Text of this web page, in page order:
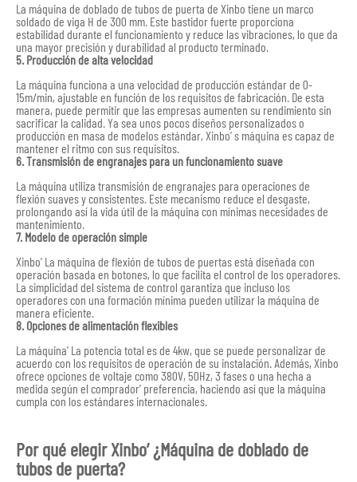
La máquina de doblado de tubos de puerta de Xinbo tiene un marco
soldado de viga H de 300 mm. Este bastidor fuerte proporciona
estabilidad durante el funcionamiento y reduce las vibraciones, lo que da
una mayor precisión y durabilidad al producto terminado.
5. Producción de alta velocidad
La máquina funciona a una velocidad de producción estándar de 0-
15m/min, ajustable en función de los requisitos de fabricación. De esta
manera, puede permitir que las empresas aumenten su rendimiento sin
sacrificar la calidad. Ya sea unos pocos diseños personalizados o
producción en masa de modelos estándar, Xinbo’ s máquina es capaz de
mantener el ritmo con sus requisitos.
6. Transmisión de engranajes para un funcionamiento suave
La máquina utiliza transmisión de engranajes para operaciones de
flexión suaves y consistentes. Este mecanismo reduce el desgaste,
prolongando así la vida útil de la máquina con mínimas necesidades de
mantenimiento.
7. Modelo de operación simple
Xinbo’ La máquina de flexión de tubos de puertas está diseñada con
operación basada en botones, lo que facilita el control de los operadores.
La simplicidad del sistema de control garantiza que incluso los
operadores con una formación mínima pueden utilizar la máquina de
manera eficiente.
8. Opciones de alimentación flexibles
La máquina’ La potencia total es de 4kw, que se puede personalizar de
acuerdo con los requisitos de operación de su instalación. Además, Xinbo
ofrece opciones de voltaje como 380V, 50Hz, 3 fases o una hecha a
medida según el comprador’ preferencia, haciendo así que la máquina
cumpla con los estándares internacionales.
Por qué elegir Xinbo’ ¿Máquina de doblado de
tubos de puerta?